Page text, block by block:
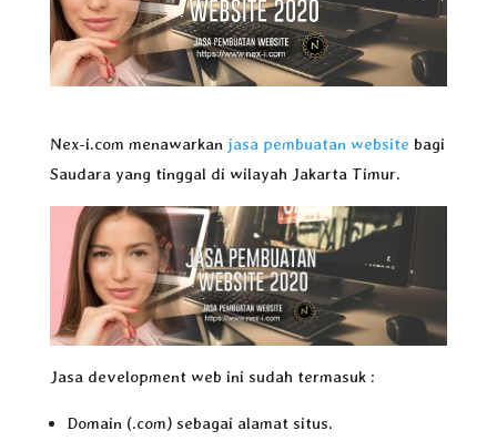
Nex-i.com menawarkan jasa pembuatan website bagi
Saudara yang tinggal di wilayah Jakarta Timur.
Jasa development web ini sudah termasuk :
Domain (.com) sebagai alamat situs.